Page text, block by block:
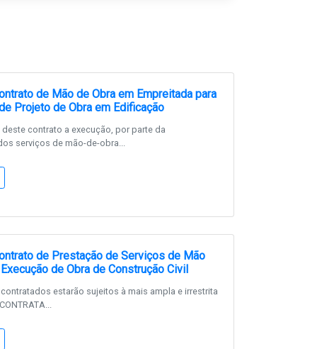
de Mão de Obra em Empreitada para
Projeto de Obra em Edificação
contrato a execução, por parte da
serviços de mão-de-obra...
de Prestação de Serviços de Mão
de Obra de Construção Civil
estarão sujeitos à mais ampla e irrestrita